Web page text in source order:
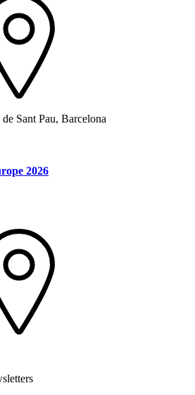
Sant Pau, Barcelona
2026